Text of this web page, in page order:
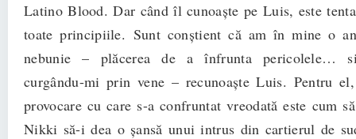
Latino Blood. Dar când îl cunoaşte pe Luis, este
toate principiile. Sunt conştient că am în mine o
nebunie – plăcerea de a înfrunta pericolele…
curgându-mi prin vene – recunoaşte Luis. Pentru
provocare cu care s-a confruntat vreodată este cum
Nikki să-i dea o şansă unui intrus din cartierul de